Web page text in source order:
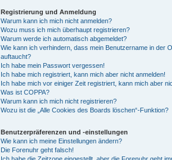
Registrierung und Anmeldung
Warum kann ich mich nicht anmelden?
Wozu muss ich mich überhaupt registrieren?
Warum werde ich automatisch abgemeldet?
Wie kann ich verhindern, dass mein Benutzername in der
auftaucht?
Ich habe mein Passwort vergessen!
Ich habe mich registriert, kann mich aber nicht anmelden!
Ich habe mich vor einiger Zeit registriert, kann mich aber
Was ist COPPA?
Warum kann ich mich nicht registrieren?
Wozu ist die „Alle Cookies des Boards löschen“-Funktion?
Benutzerpräferenzen und -einstellungen
Wie kann ich meine Einstellungen ändern?
Die Forenuhr geht falsch!